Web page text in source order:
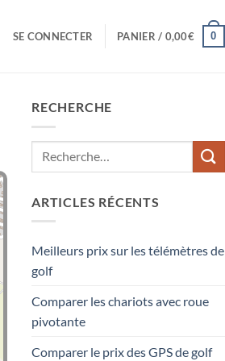
SE CONNECTER PANIER / 0,00€ 0
RECHERCHE
ARTICLES RÉCENTS
Meilleurs prix sur les télémètres de
golf
Comparer les chariots avec roue
pivotante
Comparer le prix des GPS de golf